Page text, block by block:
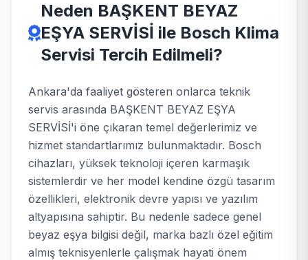
Neden BAŞKENT BEYAZ
EŞYA SERVİSİ ile Bosch Klima
Servisi Tercih Edilmeli?
Ankara'da faaliyet gösteren onlarca teknik
servis arasında BAŞKENT BEYAZ EŞYA
SERVİSİ'i öne çıkaran temel değerlerimiz ve
hizmet standartlarımız bulunmaktadır. Bosch
cihazları, yüksek teknoloji içeren karmaşık
sistemlerdir ve her model kendine özgü tasarım
özellikleri, elektronik devre yapısı ve yazılım
altyapısına sahiptir. Bu nedenle sadece genel
beyaz eşya bilgisi değil, marka bazlı özel eğitim
almış teknisyenlerle çalışmak hayati önem